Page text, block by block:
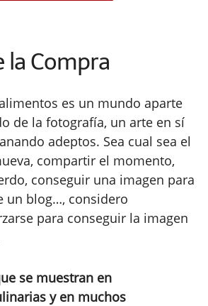
la Compra
es un mundo aparte
de la fotografía, un arte en sí
adeptos. Sea cual sea el
compartir el momento,
conseguir una imagen para
un blog…, considero
para conseguir la imagen
se muestran en
y en muchos